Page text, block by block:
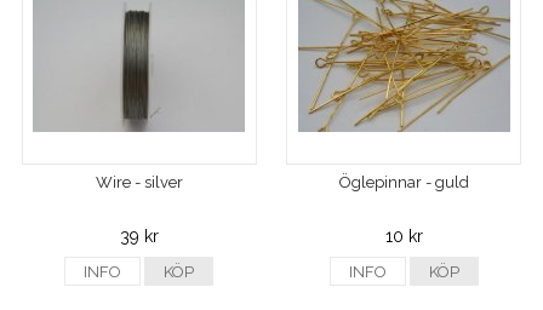
Wire - silver
39 kr
INFO KÖP
Öglepinnar - guld
10 kr
INFO KÖP